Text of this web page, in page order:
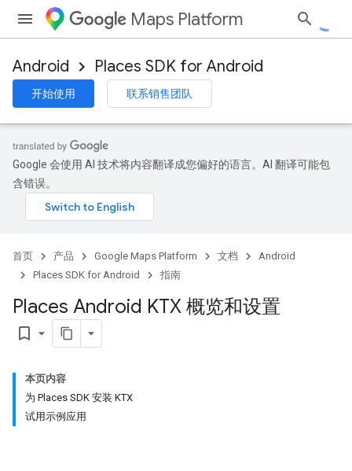
Maps Platform
Android Places SDK for Android
开始使用 联系销售团队
Google 会使用 AI 技术将内容翻译成您偏好的语言。AI 翻译可能包
含错误。
首页 产品 Google Maps Platform 文档
Android
Places SDK for Android
指南
Places Android KTX 概览和设置
bookmark_border
本页内容
为 Places SDK 安装 KTX
试用示例应用